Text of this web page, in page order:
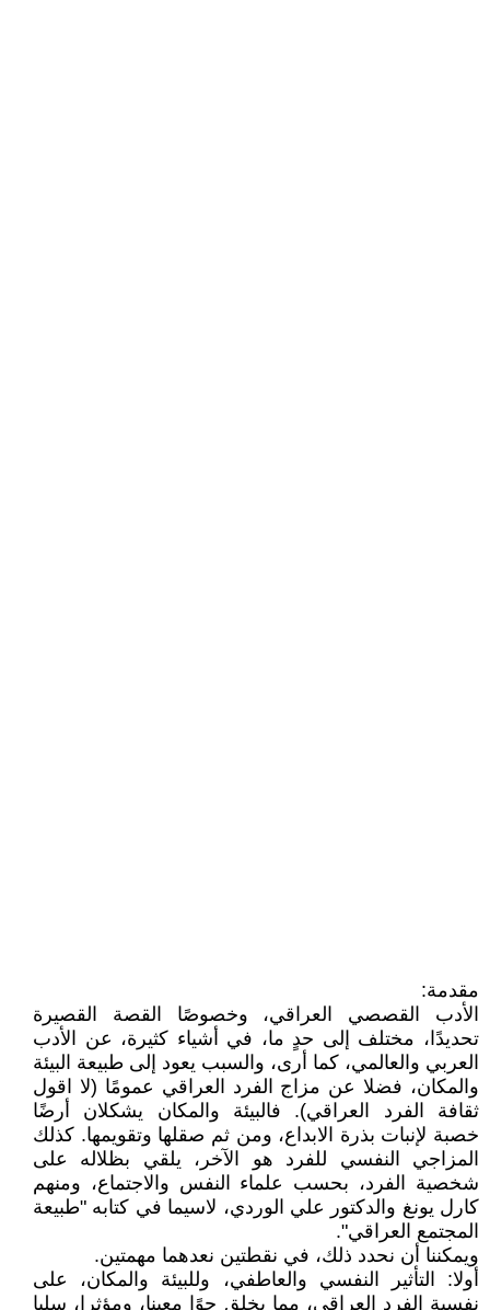
مقدمة:
الأدب القصصي العراقي، وخصوصًا القصة القصيرة
تحديدًا، مختلف إلى حدٍ ما، في أشياء كثيرة، عن الأدب
العربي والعالمي، كما أرى، والسبب يعود إلى طبيعة البيئة
والمكان، فضلا عن مزاج الفرد العراقي عمومًا (لا اقول
ثقافة الفرد العراقي). فالبيئة والمكان يشكلان أرضًا
خصبة لإنبات بذرة الابداع، ومن ثم صقلها وتقويمها. كذلك
المزاجي النفسي للفرد هو الآخر، يلقي بظلاله على
شخصية الفرد، بحسب علماء النفس والاجتماع، ومنهم
كارل يونغ والدكتور علي الوردي، لاسيما في كتابه "طبيعة
المجتمع العراقي".
ويمكننا أن نحدد ذلك، في نقطتين نعدهما مهمتين.
أولا: التأثير النفسي والعاطفي، وللبيئة والمكان، على
نفسية الفرد العراقي، مما يخلق جوًا معينا، ومؤثرا، سلبا